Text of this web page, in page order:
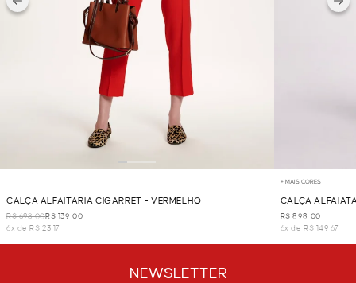
CALÇA ALFAITARIA CIGARRET - VERMELHO
R$ 698,00R$ 139,00
6x de R$ 23,17
+ MAIS CORES
CALÇA
R$ 898,00
6x de R$ 149,67
NEWSLETTER